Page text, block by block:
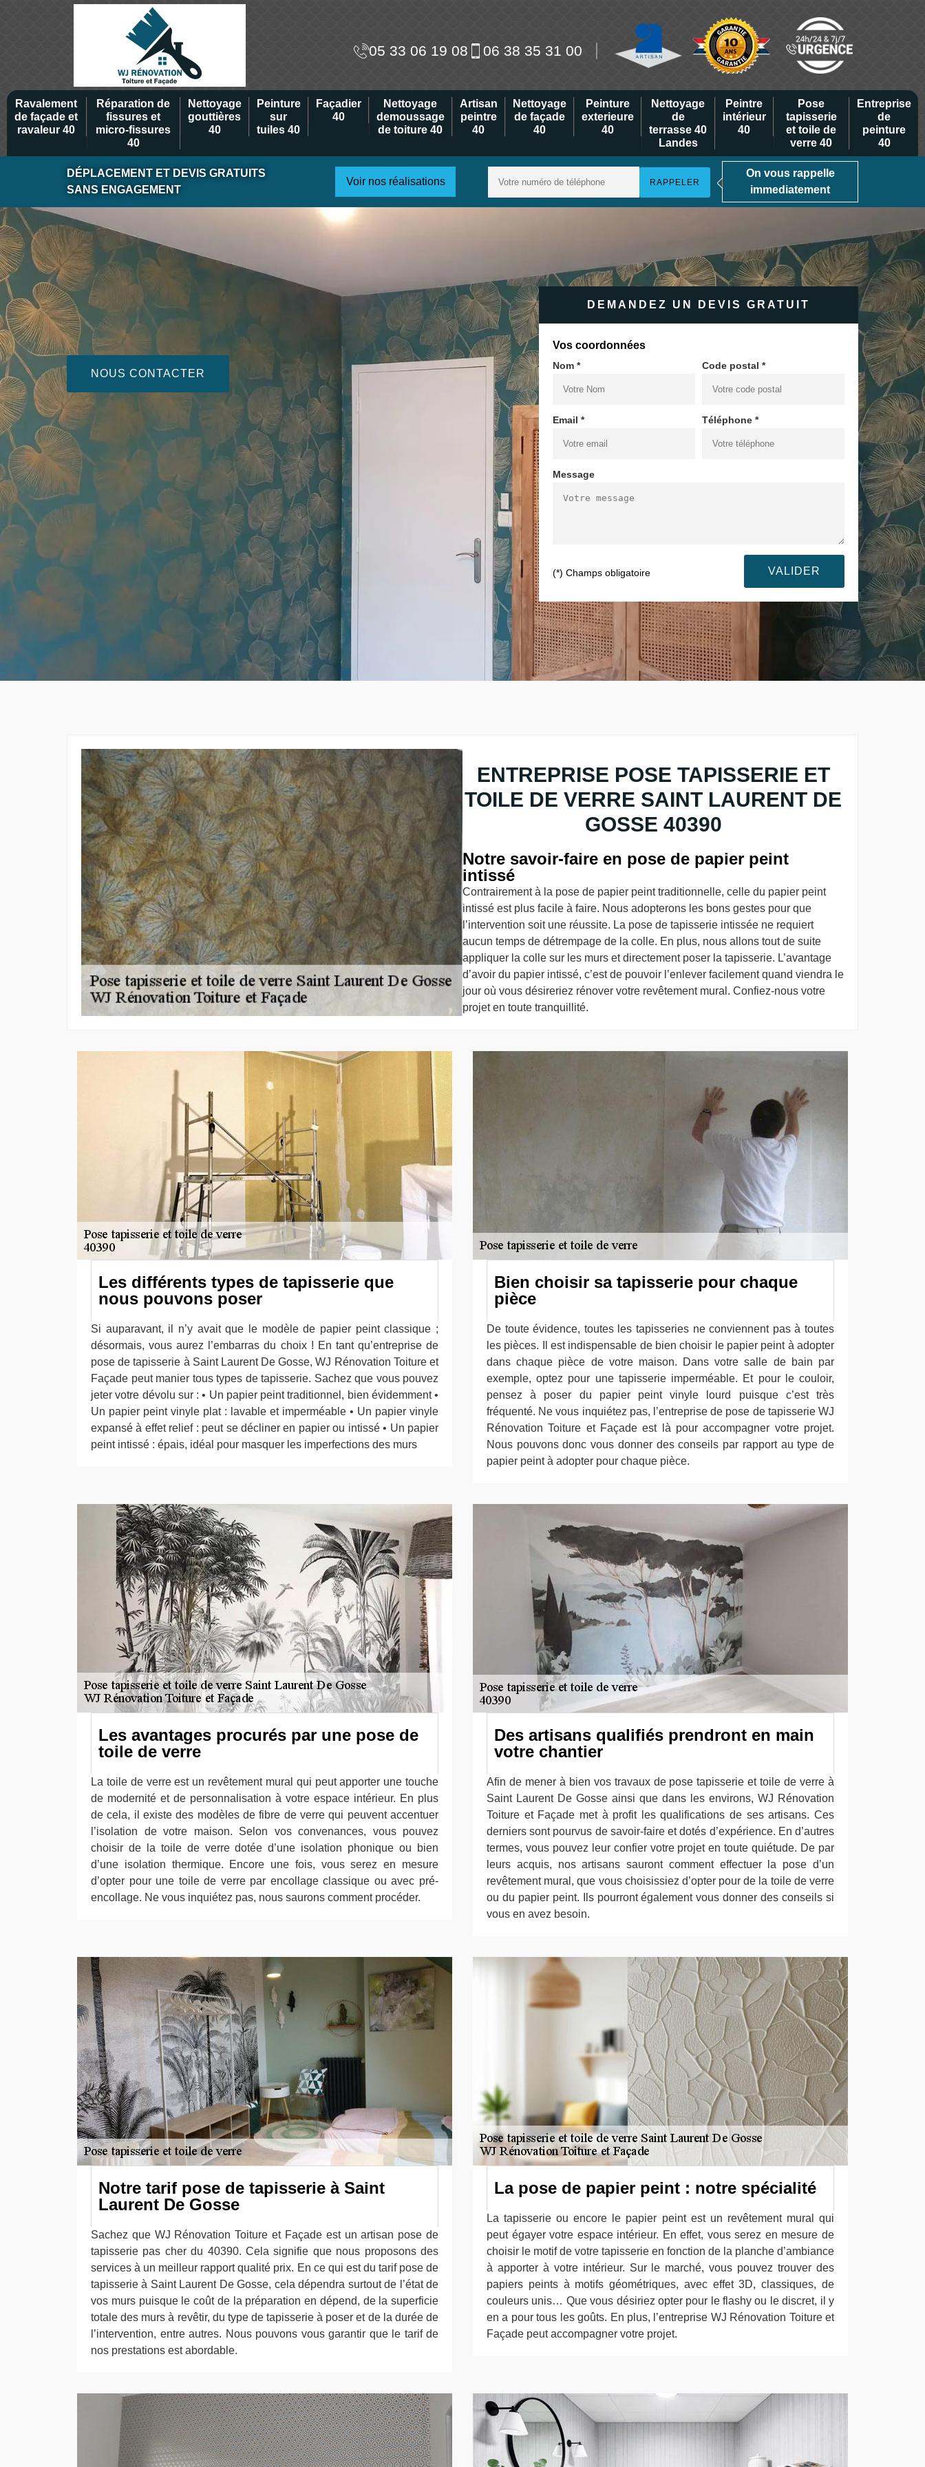
05 33 06 19 08 06 38 35 31 00
Ravalement
de façade et
ravaleur 40
Réparation de
fissures et
micro-fissures
40
Nettoyage
gouttières
40
Peinture
sur
tuiles 40
Façadier
40
Nettoyage
demoussage
de toiture 40
Artisan
peintre
40
Nettoyage
de façade
40
Peinture
exterieure
40
Nettoyage
de
terrasse 40
Landes
Peintre
intérieur
40
Pose
tapisserie
et toile de
verre 40
Entreprise
de
peinture
40
DÉPLACEMENT ET DEVIS GRATUITS
SANS ENGAGEMENT
Voir nos réalisations
On vous rappelle
immediatement
NOUS CONTACTER
DEMANDEZ UN DEVIS GRATUIT
Vos coordonnées
Nom * Code postal *
Email * Téléphone *
Message
(*) Champs obligatoire
ENTREPRISE POSE TAPISSERIE ET
TOILE DE VERRE SAINT LAURENT DE
GOSSE 40390
Notre savoir-faire en pose de papier peint
intissé
Contrairement à la pose de papier peint traditionnelle, celle du papier peint
intissé est plus facile à faire. Nous adopterons les bons gestes pour que
l’intervention soit une réussite. La pose de tapisserie intissée ne requiert
aucun temps de détrempage de la colle. En plus, nous allons tout de suite
appliquer la colle sur les murs et directement poser la tapisserie. L’avantage
d’avoir du papier intissé, c’est de pouvoir l’enlever facilement quand viendra le
jour où vous désireriez rénover votre revêtement mural. Confiez-nous votre
projet en toute tranquillité.
Les différents types de tapisserie que
nous pouvons poser
Si auparavant, il n’y avait que le modèle de papier peint classique ;
désormais, vous aurez l’embarras du choix ! En tant qu’entreprise de
pose de tapisserie à Saint Laurent De Gosse, WJ Rénovation Toiture et
Façade peut manier tous types de tapisserie. Sachez que vous pouvez
jeter votre dévolu sur : • Un papier peint traditionnel, bien évidemment •
Un papier peint vinyle plat : lavable et imperméable • Un papier vinyle
expansé à effet relief : peut se décliner en papier ou intissé • Un papier
peint intissé : épais, idéal pour masquer les imperfections des murs
Bien choisir sa tapisserie pour chaque
pièce
De toute évidence, toutes les tapisseries ne conviennent pas à toutes
les pièces. Il est indispensable de bien choisir le papier peint à adopter
dans chaque pièce de votre maison. Dans votre salle de bain par
exemple, optez pour une tapisserie imperméable. Et pour le couloir,
pensez à poser du papier peint vinyle lourd puisque c’est très
fréquenté. Ne vous inquiétez pas, l’entreprise de pose de tapisserie WJ
Rénovation Toiture et Façade est là pour accompagner votre projet.
Nous pouvons donc vous donner des conseils par rapport au type de
papier peint à adopter pour chaque pièce.
Les avantages procurés par une pose de
toile de verre
La toile de verre est un revêtement mural qui peut apporter une touche
de modernité et de personnalisation à votre espace intérieur. En plus
de cela, il existe des modèles de fibre de verre qui peuvent accentuer
l’isolation de votre maison. Selon vos convenances, vous pouvez
choisir de la toile de verre dotée d’une isolation phonique ou bien
d’une isolation thermique. Encore une fois, vous serez en mesure
d’opter pour une toile de verre par encollage classique ou avec pré-
encollage. Ne vous inquiétez pas, nous saurons comment procéder.
Des artisans qualifiés prendront en main
votre chantier
Afin de mener à bien vos travaux de pose tapisserie et toile de verre à
Saint Laurent De Gosse ainsi que dans les environs, WJ Rénovation
Toiture et Façade met à profit les qualifications de ses artisans. Ces
derniers sont pourvus de savoir-faire et dotés d’expérience. En d’autres
termes, vous pouvez leur confier votre projet en toute quiétude. De par
leurs acquis, nos artisans sauront comment effectuer la pose d’un
revêtement mural, que vous choisissiez d’opter pour de la toile de verre
ou du papier peint. Ils pourront également vous donner des conseils si
vous en avez besoin.
Notre tarif pose de tapisserie à Saint
Laurent De Gosse
Sachez que WJ Rénovation Toiture et Façade est un artisan pose de
tapisserie pas cher du 40390. Cela signifie que nous proposons des
services à un meilleur rapport qualité prix. En ce qui est du tarif pose de
tapisserie à Saint Laurent De Gosse, cela dépendra surtout de l’état de
vos murs puisque le coût de la préparation en dépend, de la superficie
totale des murs à revêtir, du type de tapisserie à poser et de la durée de
l’intervention, entre autres. Nous pouvons vous garantir que le tarif de
nos prestations est abordable.
La pose de papier peint : notre spécialité
La tapisserie ou encore le papier peint est un revêtement mural qui
peut égayer votre espace intérieur. En effet, vous serez en mesure de
choisir le motif de votre tapisserie en fonction de la planche d’ambiance
à apporter à votre intérieur. Sur le marché, vous pouvez trouver des
papiers peints à motifs géométriques, avec effet 3D, classiques, de
couleurs unis… Que vous désiriez opter pour le flashy ou le discret, il y
en a pour tous les goûts. En plus, l’entreprise WJ Rénovation Toiture et
Façade peut accompagner votre projet.